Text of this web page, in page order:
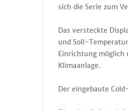
sich die Serie zum
Das versteckte
und Soll-
Einrichtung möglich
Klimaanlage.
Der eingebaute